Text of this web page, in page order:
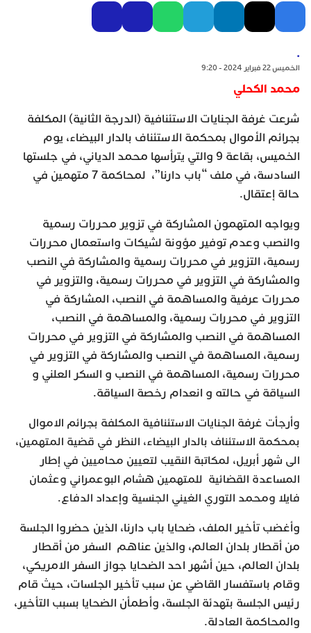
.
الخميس 22 فبراير 2024 - 9:20
محمد الكحلي
شرعت غرفة الجنايات الاستئنافية (الدرجة الثانية) المكلفة
بجرائم الأموال بمحكمة الاستئناف بالدار البيضاء، يوم
الخميس، بقاعة 9 والتي يترأسها محمد الدياني، في جلستها
السادسة، في ملف “باب دارنا”، لمحاكمة 7 متهمين في
حالة إعتقال.
ويواجه المتهمون المشاركة في تزوير محررات رسمية
والنصب وعدم توفير مؤونة لشيكات واستعمال محررات
رسمية، التزوير في محررات رسمية والمشاركة في النصب
والمشاركة في التزوير في محررات رسمية، والتزوير في
محررات عرفية والمساهمة في النصب، المشاركة في
التزوير في محررات رسمية، والمساهمة في النصب،
المساهمة في النصب والمشاركة في التزوير في محررات
رسمية، المساهمة في النصب والمشاركة في التزوير في
محررات رسمية، المساهمة في النصب و السكر العلني و
السياقة في حالته و انعدام رخصة السياقة.
وأرجأت غرفة الجنايات الاستئنافية المكلفة بجرائم الاموال
بمحكمة الاستئناف بالدار البيضاء، النظر في قضية المتهمين،
الى شهر أبريل، لمكاتبة النقيب لتعيين محاميين في إطار
المساعدة القضائية للمتهمين هشام البوعمراني وعثمان
فايلا ومحمد التوري الغيني الجنسية وإعداد الدفاع.
وأغضب تأخير الملف، ضحايا باب دارنا، الذين حضروا الجلسة
من أقطار بلدان العالم، والذين عناهم السفر من أقطار
بلدان العالم، حين أشهر احد الضحايا جواز السفر الامريكي،
وقام باستفسار القاضي عن سبب تأخير الجلسات، حيث قام
رئيس الجلسة بتهدئة الجلسة، وأطمأن الضحايا بسبب التأخير،
والمحاكمة العادلة.